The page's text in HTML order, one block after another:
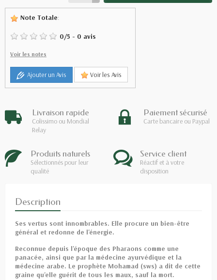
Note Totale:
0/5 - 0 avis
Voir les notes
Ajouter un Avis Voir les Avis
Livraison rapide
Colissimo ou Mondial
Relay
Paiement sécurisé
Carte bancaire ou Paypal
Produits naturels
Sélectionnés pour leur
qualité
Service client
Réactif et à votre
disposition
Description
Ses vertus sont innombrables. Elle procure un bien-être
général et redonne de l'énergie.
Reconnue depuis l'époque des Pharaons comme une
panacée, ainsi que par la médecine ayurvédique et la
médecine arabe. Le prophète Mohamad (sws) a dit de cette
graine qu'elle guérit de tous les maux, sauf la mort.